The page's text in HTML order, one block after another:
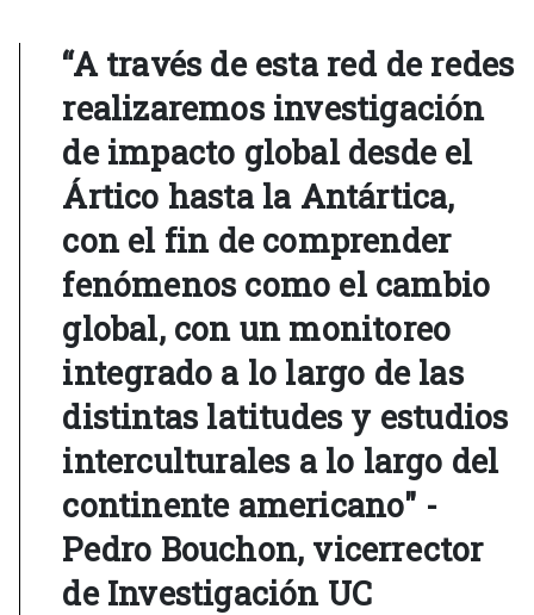
“A través de esta red de redes
realizaremos investigación
de impacto global desde el
Ártico hasta la Antártica,
con el fin de comprender
fenómenos como el cambio
global, con un monitoreo
integrado a lo largo de las
distintas latitudes y estudios
interculturales a lo largo del
continente americano" -
Pedro Bouchon, vicerrector
de Investigación UC